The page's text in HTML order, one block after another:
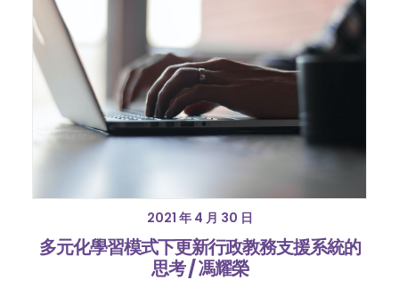
2021 年 4 月 30 日
多元化學習模式下更新行政教務支援系統的
思考 / 馮耀榮